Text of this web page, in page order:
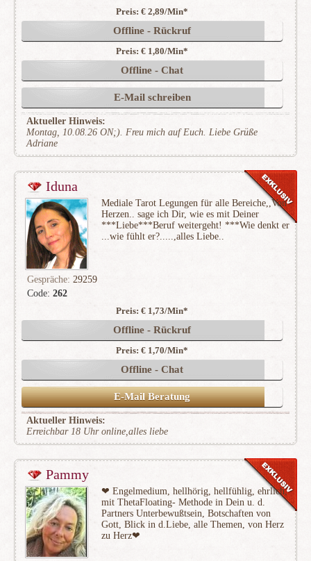
(5509)
Preis: € 2,89/Min*
Offline - Rückruf
Preis: € 1,80/Min*
Offline - Chat
E-Mail schreiben
Aktueller Hinweis:
Montag, 10.08.26 ON;). Freu mich auf Euch. Liebe Grüße
Adriane
Iduna
Code: 262
Mediale Tarot Legungen für alle Bereiche,,Von
Herzen.. sage ich Dir, wie es mit Deiner
***Liebe***Beruf weitergeht! ***Wie denkt er
...wie fühlt er?.....,alles Liebe..
Gespräche: 29259
(5797)
Preis: € 1,73/Min*
Offline - Rückruf
Preis: € 1,70/Min*
Offline - Chat
E-Mail Beratung
Aktueller Hinweis:
Erreichbar 18 Uhr online,alles liebe
Pammy
❤ Engelmedium, hellhörig, hellfühlig, ehrlich,
mit ThetaFloating- Methode in Dein u. d.
Partners Unterbewußtsein, Botschaften von
Gott, Blick in d.Liebe, alle Themen, von Herz
zu Herz❤